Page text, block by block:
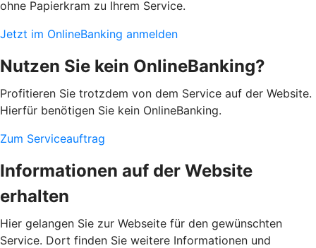
ohne Papierkram zu Ihrem Service.
Jetzt im OnlineBanking anmelden
Nutzen Sie kein OnlineBanking?
Profitieren Sie trotzdem von dem Service auf der Website.
Hierfür benötigen Sie kein OnlineBanking.
Zum Serviceauftrag
Informationen auf der Website
erhalten
Hier gelangen Sie zur Webseite für den gewünschten
Service. Dort finden Sie weitere Informationen und